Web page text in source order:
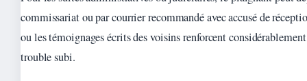
commissariat ou par courrier recommandé avec accusé de
ou les témoignages écrits des voisins renforcent
trouble subi.